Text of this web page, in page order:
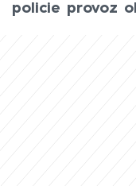
policie provoz